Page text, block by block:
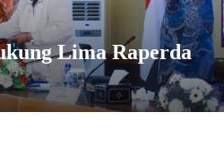
Lima Raperda